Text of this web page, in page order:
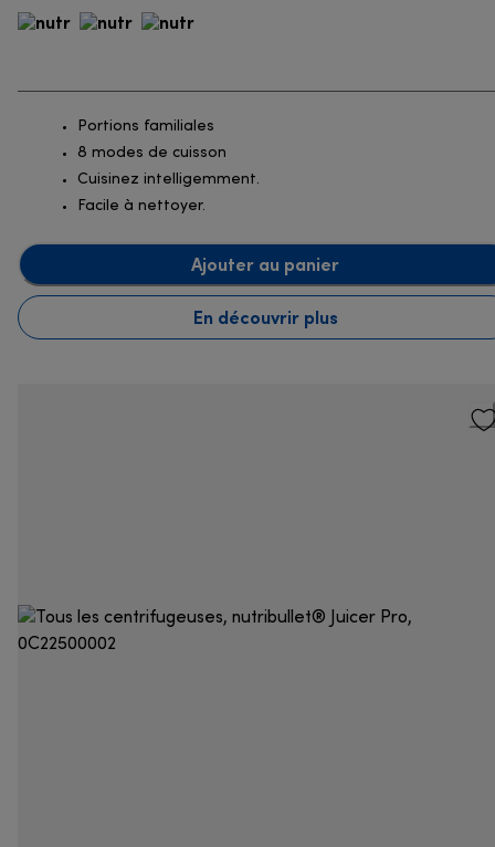
Portions familiales
8 modes de cuisson
Cuisinez intelligemment.
Facile à nettoyer.
Ajouter au panier
En découvrir plus